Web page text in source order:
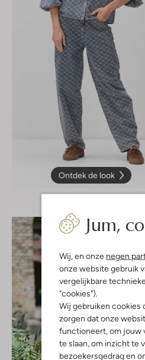
Jum,
Wij, en onze negen
onze website gebruik
vergelijkbare
"cookies").
Wij gebruiken cookies
zorgen dat onze
functioneert, om jouw
te slaan, om inzicht te
bezoekersgedrag en
Ontdek de look